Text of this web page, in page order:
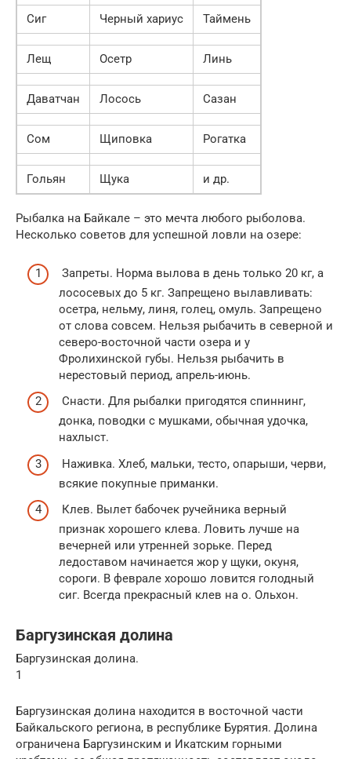
Сиг Черный хариус Таймень
Лещ Осетр Линь
Даватчан Лосось Сазан
Сом Щиповка Рогатка
Гольян Щука и др.
Рыбалка на Байкале – это мечта любого рыболова.
Несколько советов для успешной ловли на озере:
Запреты. Норма вылова в день только 20 кг, а
лососевых до 5 кг. Запрещено вылавливать:
осетра, нельму, линя, голец, омуль. Запрещено
от слова совсем. Нельзя рыбачить в северной и
северо-восточной части озера и у
Фролихинской губы. Нельзя рыбачить в
нерестовый период, апрель-июнь.
Снасти. Для рыбалки пригодятся спиннинг,
донка, поводки с мушками, обычная удочка,
нахлыст.
Наживка. Хлеб, мальки, тесто, опарыши, черви,
всякие покупные приманки.
Клев. Вылет бабочек ручейника верный
признак хорошего клева. Ловить лучше на
вечерней или утренней зорьке. Перед
ледоставом начинается жор у щуки, окуня,
сороги. В феврале хорошо ловится голодный
сиг. Всегда прекрасный клев на о. Ольхон.
Баргузинская долина
Баргузинская долина.
1
Баргузинская долина находится в восточной части
Байкальского региона, в республике Бурятия. Долина
ограничена Баргузинским и Икатским горными